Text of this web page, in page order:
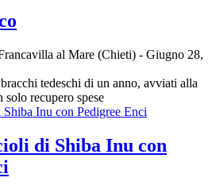
al Mare (Chieti) - Giugno 28,
tedeschi di un anno, avviati alla
recupero spese
di Shiba Inu con